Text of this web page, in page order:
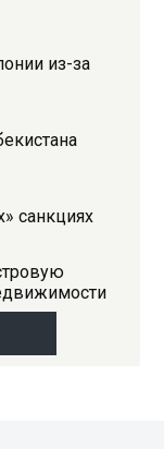
из-за
санкциях